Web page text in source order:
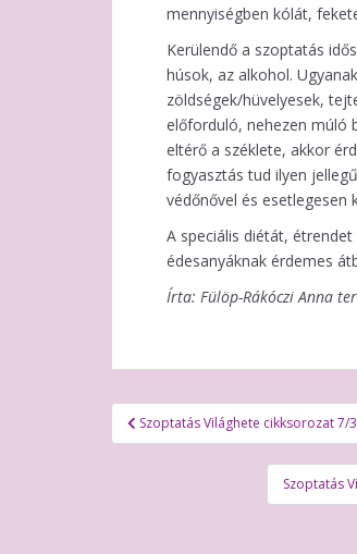
mennyiségben kólát,
Kerülendő a szoptatás
húsok, az alkohol.
zöldségek/hüvelyesek,
előforduló, nehezen múló
eltérő a széklete, akkor
fogyasztás tud ilyen
védőnővel és esetlegesen
A speciális diétát,
édesanyáknak érdemes
Írta: Fülöp-Rákóczi Anna
Bejegyzés
navigáció
Szoptatás Világhete cikksorozat 7/
Szoptatás